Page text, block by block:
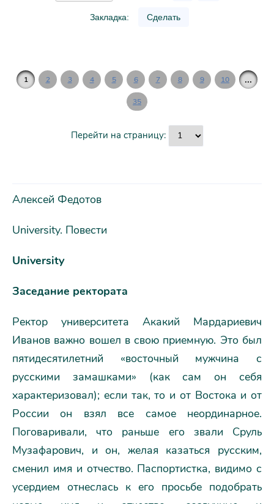
Закладка: Сделать
1 2 3 4 5 6 7 8 9 10 ...
35
Перейти на страницу:
Алексей Федотов
University. Повести
University
Заседание ректората
Ректор университета Акакий Мардариевич
Иванов важно вошел в свою приемную. Это был
пятидесятилетний «восточный мужчина с
русскими замашками» (как сам он себя
характеризовал); если так, то и от Востока и от
России он взял все самое неординарное.
Поговаривали, что раньше его звали Сруль
Музафарович, и он, желая казаться русским,
сменил имя и отчество. Паспортистка, видимо с
усердием отнеслась к его просьбе подобрать